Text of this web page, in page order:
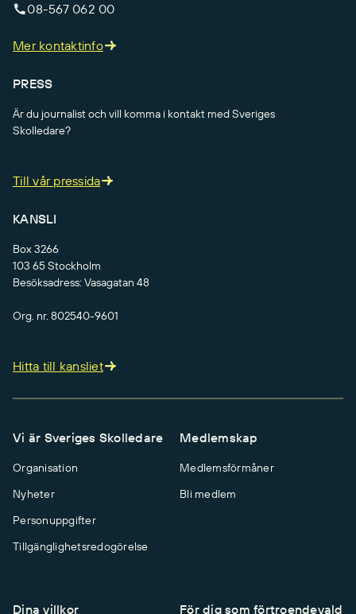
08-567 062 00
Mer kontaktinfo
PRESS
Är du journalist och vill komma i kontakt med Sveriges
Skolledare?
Till vår pressida
KANSLI
Box 3266
103 65 Stockholm
Besöksadress: Vasagatan 48
Org. nr. 802540-9601
Hitta till kansliet
Vi är Sveriges Skolledare
Organisation
Nyheter
Personuppgifter
Tillgänglighetsredogörelse
Medlemskap
Medlemsförmåner
Bli medlem
Dina villkor För dig som förtroendevald